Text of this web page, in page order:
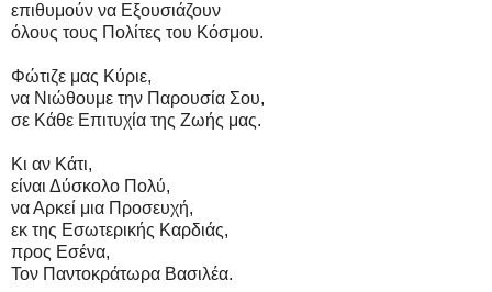
επιθυμούν να Εξουσιάζουν
όλους τους Πολίτες του Κόσμου.
Φώτιζε μας Κύριε,
να Νιώθουμε την Παρουσία Σου,
σε Κάθε Επιτυχία της Ζωής μας.
Κι αν Κάτι,
είναι Δύσκολο Πολύ,
να Αρκεί μια Προσευχή,
εκ της Εσωτερικής Καρδιάς,
προς Εσένα,
Τον Παντοκράτωρα Βασιλέα.